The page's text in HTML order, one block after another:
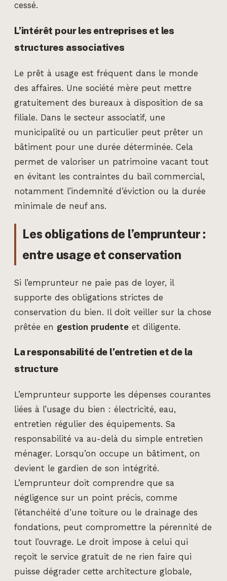
cessé.
L’intérêt pour les entreprises et les
structures associatives
Le prêt à usage est fréquent dans le monde
des affaires. Une société mère peut mettre
gratuitement des bureaux à disposition de sa
filiale. Dans le secteur associatif, une
municipalité ou un particulier peut prêter un
bâtiment pour une durée déterminée. Cela
permet de valoriser un patrimoine vacant tout
en évitant les contraintes du bail commercial,
notamment l’indemnité d’éviction ou la durée
minimale de neuf ans.
Les obligations de l’emprunteur :
entre usage et conservation
Si l’emprunteur ne paie pas de loyer, il
supporte des obligations strictes de
conservation du bien. Il doit veiller sur la chose
prêtée en gestion prudente et diligente.
La responsabilité de l’entretien et de la
structure
L’emprunteur supporte les dépenses courantes
liées à l’usage du bien : électricité, eau,
entretien régulier des équipements. Sa
responsabilité va au-delà du simple entretien
ménager. Lorsqu’on occupe un bâtiment, on
devient le gardien de son intégrité.
L’emprunteur doit comprendre que sa
négligence sur un point précis, comme
l’étanchéité d’une toiture ou le drainage des
fondations, peut compromettre la pérennité de
tout l’ouvrage. Le droit impose à celui qui
reçoit le service gratuit de ne rien faire qui
puisse dégrader cette architecture globale,